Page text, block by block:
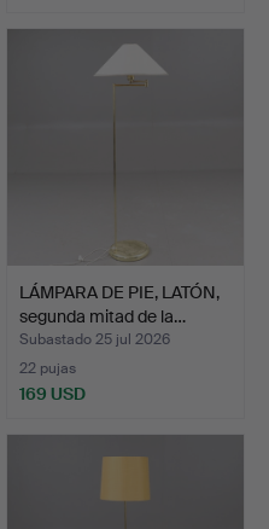
LÁMPARA DE PIE, LATÓN,
segunda mitad de la…
Subastado 25 jul 2026
22 pujas
169 USD